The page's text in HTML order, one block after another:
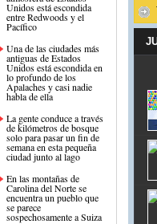
Unidos está escondida
entre Redwoods y el
Pacífico
Una de las ciudades más
antiguas de Estados
Unidos está escondida en
lo profundo de los
Apalaches y casi nadie
habla de ella
La gente conduce a través
de kilómetros de bosque
solo para pasar un fin de
semana en esta pequeña
ciudad junto al lago
En las montañas de
Carolina del Norte se
encuentra un pueblo que
se parece
sospechosamente a Suiza